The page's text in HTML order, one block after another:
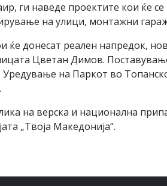
ги наведе проектите кои ќе
на улици, монтажни
ќе донесат реален напредок,
Цветан Димов.
на Паркот во
на верска и национална
„Твоја Македонија“.